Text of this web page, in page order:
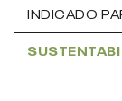
INDICADO